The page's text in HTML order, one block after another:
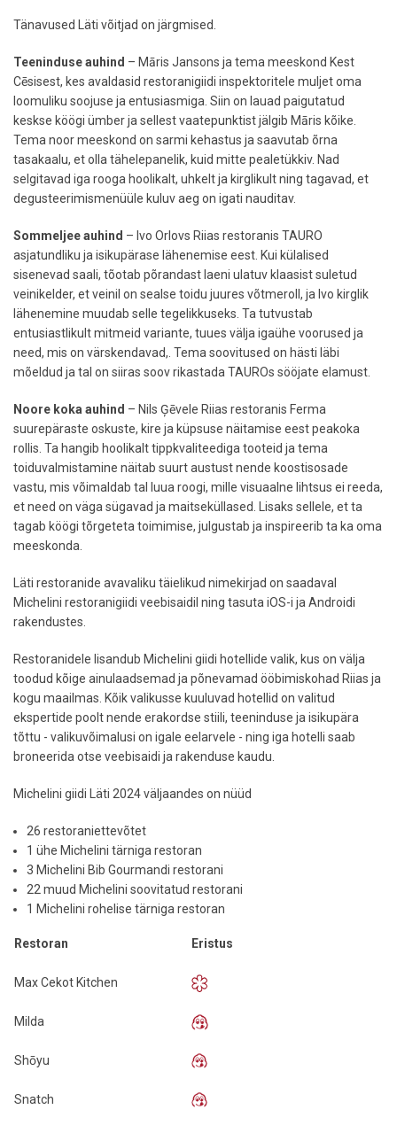
Tänavused Läti võitjad on järgmised.
Teeninduse auhind – Māris Jansons ja tema meeskond Kest
Cēsisest, kes avaldasid restoranigiidi inspektoritele muljet oma
loomuliku soojuse ja entusiasmiga. Siin on lauad paigutatud
keskse köögi ümber ja sellest vaatepunktist jälgib Māris kõike.
Tema noor meeskond on sarmi kehastus ja saavutab õrna
tasakaalu, et olla tähelepanelik, kuid mitte pealetükkiv. Nad
selgitavad iga rooga hoolikalt, uhkelt ja kirglikult ning tagavad, et
degusteerimismenüüle kuluv aeg on igati nauditav.
Sommeljee auhind – Ivo Orlovs Riias restoranis TAURO
asjatundliku ja isikupärase lähenemise eest. Kui külalised
sisenevad saali, tõotab põrandast laeni ulatuv klaasist suletud
veinikelder, et veinil on sealse toidu juures võtmeroll, ja Ivo kirglik
lähenemine muudab selle tegelikkuseks. Ta tutvustab
entusiastlikult mitmeid variante, tuues välja igaühe voorused ja
need, mis on värskendavad,. Tema soovitused on hästi läbi
mõeldud ja tal on siiras soov rikastada TAUROs sööjate elamust.
Noore koka auhind – Nils Ģēvele Riias restoranis Ferma
suurepäraste oskuste, kire ja küpsuse näitamise eest peakoka
rollis. Ta hangib hoolikalt tippkvaliteediga tooteid ja tema
toiduvalmistamine näitab suurt austust nende koostisosade
vastu, mis võimaldab tal luua roogi, mille visuaalne lihtsus ei reeda,
et need on väga sügavad ja maitseküllased. Lisaks sellele, et ta
tagab köögi tõrgeteta toimimise, julgustab ja inspireerib ta ka oma
meeskonda.
Läti restoranide avavaliku täielikud nimekirjad on saadaval
Michelini restoranigiidi veebisaidil ning tasuta iOS-i ja Androidi
rakendustes.
Restoranidele lisandub Michelini giidi hotellide valik, kus on välja
toodud kõige ainulaadsemad ja põnevamad ööbimiskohad Riias ja
kogu maailmas. Kõik valikusse kuuluvad hotellid on valitud
ekspertide poolt nende erakordse stiili, teeninduse ja isikupära
tõttu - valikuvõimalusi on igale eelarvele - ning iga hotelli saab
broneerida otse veebisaidi ja rakenduse kaudu.
Michelini giidi Läti 2024 väljaandes on nüüd
26 restoraniettevõtet
1 ühe Michelini tärniga restoran
3 Michelini Bib Gourmandi restorani
22 muud Michelini soovitatud restorani
1 Michelini rohelise tärniga restoran
Restoran Eristus
Max Cekot Kitchen
Milda
Shōyu
Snatch